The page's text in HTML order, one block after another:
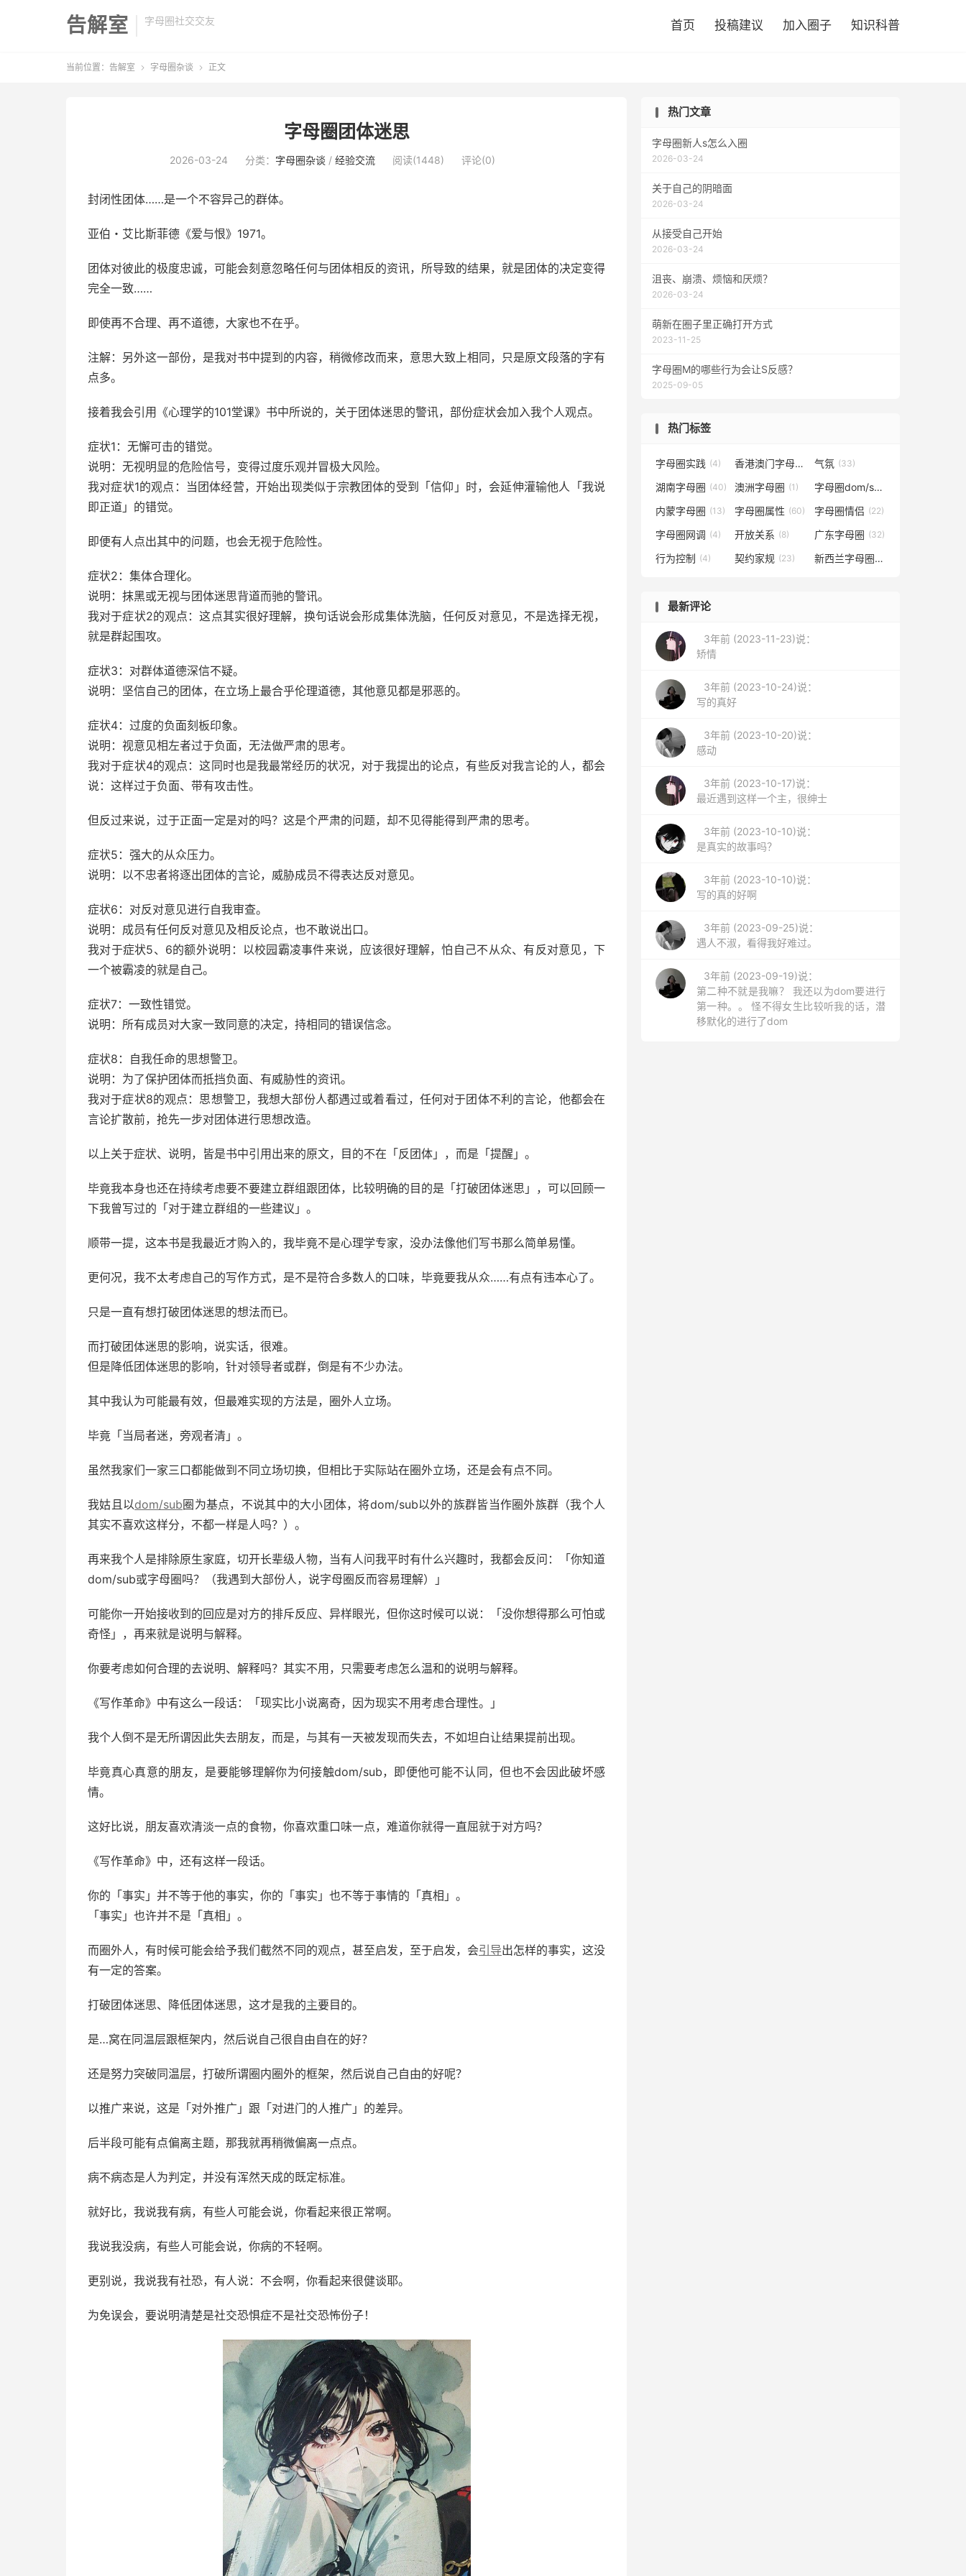
告解室 字母圈社交交友 首页 投稿建议 加入圈子 知识科普
当前位置： 告解室  字母圈杂谈  正文
字母圈团体迷思
2026-03-24 分类： 字母圈杂谈 / 经验交流 阅读(1448) 评论(0)
封闭性团体……是一个不容异己的群体。
亚伯・艾比斯菲德《爱与恨》1971。
团体对彼此的极度忠诚，可能会刻意忽略任何与团体相反的资讯，所导致的结果，就是团体的决定变得
完全一致……
即使再不合理、再不道德，大家也不在乎。
注解：另外这一部份，是我对书中提到的内容，稍微修改而来，意思大致上相同，只是原文段落的字有
点多。
接着我会引用《心理学的101堂课》书中所说的，关于团体迷思的警讯，部份症状会加入我个人观点。
症状1：无懈可击的错觉。
说明：无视明显的危险信号，变得过度乐观并冒极大风险。
我对症状1的观点：当团体经营，开始出现类似于宗教团体的受到「信仰」时，会延伸灌输他人「我说
即正道」的错觉。
即便有人点出其中的问题，也会无视于危险性。
症状2：集体合理化。
说明：抹黑或无视与团体迷思背道而驰的警讯。
我对于症状2的观点：这点其实很好理解，换句话说会形成集体洗脑，任何反对意见，不是选择无视，
就是群起围攻。
症状3：对群体道德深信不疑。
说明：坚信自己的团体，在立场上最合乎伦理道德，其他意见都是邪恶的。
症状4：过度的负面刻板印象。
说明：视意见相左者过于负面，无法做严肃的思考。
我对于症状4的观点：这同时也是我最常经历的状况，对于我提出的论点，有些反对我言论的人，都会
说：这样过于负面、带有攻击性。
但反过来说，过于正面一定是对的吗？这是个严肃的问题，却不见得能得到严肃的思考。
症状5：强大的从众压力。
说明：以不忠者将逐出团体的言论，威胁成员不得表达反对意见。
症状6：对反对意见进行自我审查。
说明：成员有任何反对意见及相反论点，也不敢说出口。
我对于症状5、6的额外说明：以校园霸凌事件来说，应该很好理解，怕自己不从众、有反对意见，下
一个被霸凌的就是自己。
症状7：一致性错觉。
说明：所有成员对大家一致同意的决定，持相同的错误信念。
症状8：自我任命的思想警卫。
说明：为了保护团体而抵挡负面、有威胁性的资讯。
我对于症状8的观点：思想警卫，我想大部份人都遇过或着看过，任何对于团体不利的言论，他都会在
言论扩散前，抢先一步对团体进行思想改造。
以上关于症状、说明，皆是书中引用出来的原文，目的不在「反团体」，而是「提醒」。
毕竟我本身也还在持续考虑要不要建立群组跟团体，比较明确的目的是「打破团体迷思」，可以回顾一
下我曾写过的「对于建立群组的一些建议」。
顺带一提，这本书是我最近才购入的，我毕竟不是心理学专家，没办法像他们写书那么简单易懂。
更何况，我不太考虑自己的写作方式，是不是符合多数人的口味，毕竟要我从众……有点有违本心了。
只是一直有想打破团体迷思的想法而已。
而打破团体迷思的影响，说实话，很难。
但是降低团体迷思的影响，针对领导者或群，倒是有不少办法。
其中我认为可能最有效，但最难实现的方法是，圈外人立场。
毕竟「当局者迷，旁观者清」。
虽然我家们一家三口都能做到不同立场切换，但相比于实际站在圈外立场，还是会有点不同。
我姑且以dom/sub圈为基点，不说其中的大小团体，将dom/sub以外的族群皆当作圈外族群（我个人
其实不喜欢这样分，不都一样是人吗？）。
再来我个人是排除原生家庭，切开长辈级人物，当有人问我平时有什么兴趣时，我都会反问：「你知道
dom/sub或字母圈吗？（我遇到大部份人，说字母圈反而容易理解）」
可能你一开始接收到的回应是对方的排斥反应、异样眼光，但你这时候可以说：「没你想得那么可怕或
奇怪」，再来就是说明与解释。
你要考虑如何合理的去说明、解释吗？其实不用，只需要考虑怎么温和的说明与解释。
《写作革命》中有这么一段话：「现实比小说离奇，因为现实不用考虑合理性。」
我个人倒不是无所谓因此失去朋友，而是，与其有一天被发现而失去，不如坦白让结果提前出现。
毕竟真心真意的朋友，是要能够理解你为何接触dom/sub，即便他可能不认同，但也不会因此破坏感
情。
这好比说，朋友喜欢清淡一点的食物，你喜欢重口味一点，难道你就得一直屈就于对方吗？
《写作革命》中，还有这样一段话。
你的「事实」并不等于他的事实，你的「事实」也不等于事情的「真相」。
「事实」也许并不是「真相」。
而圈外人，有时候可能会给予我们截然不同的观点，甚至启发，至于启发，会引导出怎样的事实，这没
有一定的答案。
打破团体迷思、降低团体迷思，这才是我的主要目的。
是…窝在同温层跟框架内，然后说自己很自由自在的好？
还是努力突破同温层，打破所谓圈内圈外的框架，然后说自己自由的好呢？
以推广来说，这是「对外推广」跟「对进门的人推广」的差异。
后半段可能有点偏离主题，那我就再稍微偏离一点点。
病不病态是人为判定，并没有浑然天成的既定标准。
就好比，我说我有病，有些人可能会说，你看起来很正常啊。
我说我没病，有些人可能会说，你病的不轻啊。
更别说，我说我有社恐，有人说：不会啊，你看起来很健谈耶。
为免误会，要说明清楚是社交恐惧症不是社交恐怖份子！
热门文章
字母圈新人s怎么入圈
2026-03-24
关于自己的阴暗面
2026-03-24
从接受自己开始
2026-03-24
沮丧、崩溃、烦恼和厌烦？
2026-03-24
萌新在圈子里正确打开方式
2023-11-25
字母圈M的哪些行为会让S反感？
2025-09-05
热门标签
字母圈实践 (4) 香港澳门字母圈 (1)
气氛 (33)
湖南字母圈 (40) 澳洲字母圈 (1) 字母圈dom/sub
内蒙字母圈 (13) 字母圈属性 (60) 字母圈情侣 (22)
字母圈网调 (4) 开放关系 (8) 广东字母圈 (32)
行为控制 (4) 契约家规 (23) 新西兰字母圈
(1)
最新评论
3年前 (2023-11-23)说：
矫情
3年前 (2023-10-24)说：
写的真好
3年前 (2023-10-20)说：
感动
3年前 (2023-10-17)说：
最近遇到这样一个主，很绅士
3年前 (2023-10-10)说：
是真实的故事吗？
3年前 (2023-10-10)说：
写的真的好啊
3年前 (2023-09-25)说：
遇人不淑，看得我好难过。
3年前 (2023-09-19)说：
第二种不就是我嘛？ 我还以为dom要进行
第一种。。 怪不得女生比较听我的话，潜
移默化的进行了dom